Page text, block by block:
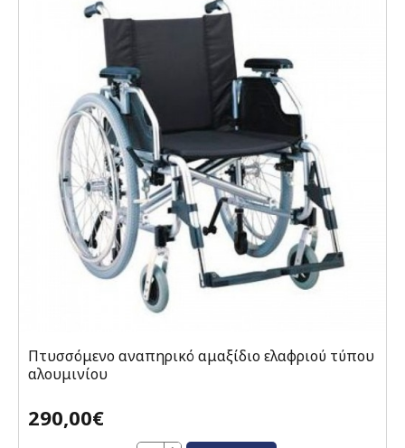
Πτυσσόμενο αναπηρικό αμαξίδιο ελαφριού τύπου
αλουμινίου
290,00€